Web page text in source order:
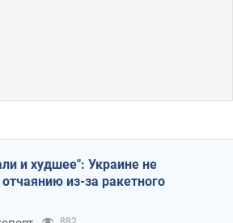
и худшее": Украине не
из-за ракетного